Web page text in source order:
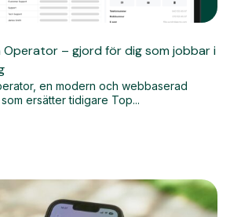
Operator – gjord för dig som jobbar i
en modern och webbaserad
ersätter tidigare Top...